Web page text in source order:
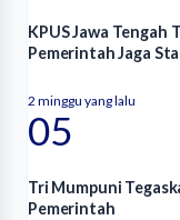
KPUS Jawa Tengah
Pemerintah Jaga
2 minggu yang lalu
05
Tri Mumpuni
Pemerintah